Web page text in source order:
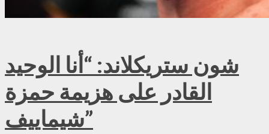
شون ستريكلاند: “أنا الوحيد
القادر على هزيمة حمزة
شيماييف”